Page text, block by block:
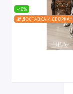
-40%
🎁 ДОСТАВКА И СБОРКА*